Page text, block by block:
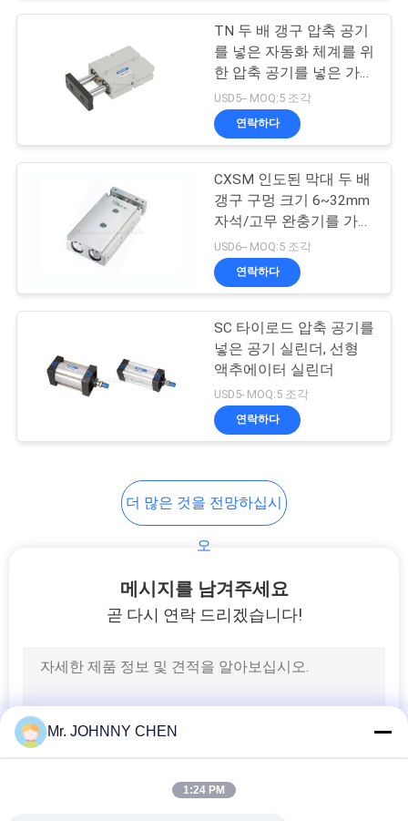
사
PRIVACY
POLICY
압축 공기를 넣은 진
동기
28
압축 공기를 넣은 공
기 실린더
60
공기 근원 처리 단위
공 압 튜브 피팅
TN 두 배 갱구 압축 공기
를 넣은 자동화 체계를 위
한 압축 공기를 넣은 가스
통 10mm - 32mm
USD5-- MOQ:5 조각
연락하다
CXSM 인도된 막대 두 배
갱구 구멍 크기 6~32mm
자석/고무 완충기를 가진
압축 공기를 넣은 공기 실
린더
USD6-- MOQ:5 조각
연락하다
SC 타이로드 압축 공기를
넣은 공기 실린더, 선형
액추에이터 실린더
USD5- MOQ:5 조각
연락하다
더 많은 것을 전망하십시
오
메시지를 남겨주세요
곧 다시 연락 드리겠습니다!
Mr. JOHNNY CHEN
1:24 PM